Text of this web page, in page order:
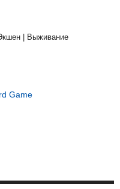
| Выживание
Game